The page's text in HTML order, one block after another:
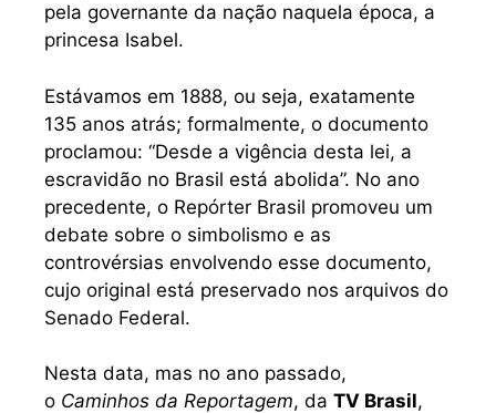
pela governante da nação naquela época, a
princesa Isabel.
Estávamos em 1888, ou seja, exatamente
135 anos atrás; formalmente, o documento
proclamou: “Desde a vigência desta lei, a
escravidão no Brasil está abolida”. No ano
precedente, o Repórter Brasil promoveu um
debate sobre o simbolismo e as
controvérsias envolvendo esse documento,
cujo original está preservado nos arquivos do
Senado Federal.
Nesta data, mas no ano passado,
o Caminhos da Reportagem, da TV Brasil,